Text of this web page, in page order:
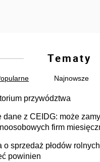
Tematy
Najnowsze
przywództwa
dane z CEIDG: może
firm
o sprzedaż płodów
powinien